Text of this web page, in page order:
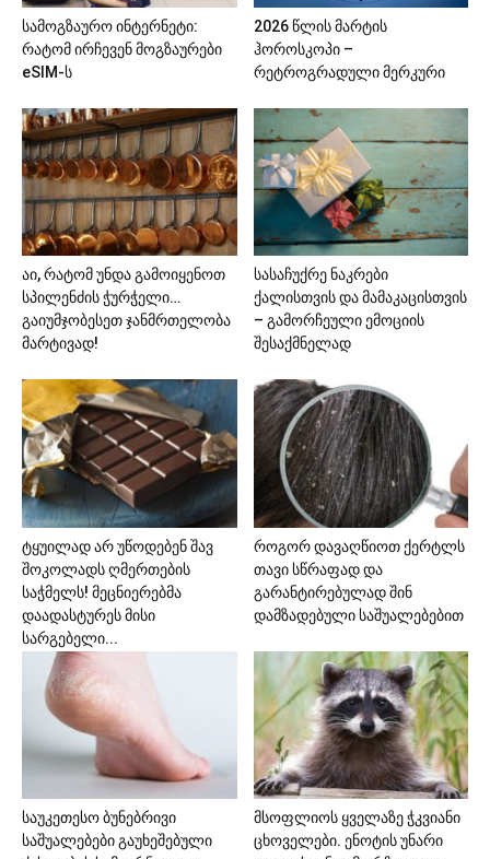
სამოგზაურო ინტერნეტი:
რატომ ირჩევენ მოგზაურები
eSIM-ს
2026 წლის მარტის
ჰოროსკოპი –
რეტროგრადული მერკური
აი, რატომ უნდა გამოიყენოთ
სპილენძის ჭურჭელი…
გაიუმჯობესეთ ჯანმრთელობა
მარტივად!
სასაჩუქრე ნაკრები
ქალისთვის და მამაკაცისთვის
– გამორჩეული ემოციის
შესაქმნელად
ტყუილად არ უწოდებენ შავ
შოკოლადს ღმერთების
საჭმელს! მეცნიერებმა
დაადასტურეს მისი
სარგებელი...
როგორ დავაღწიოთ ქერტლს
თავი სწრაფად და
გარანტირებულად შინ
დამზადებული საშუალებებით
საუკეთესო ბუნებრივი
საშუალებები გაუხეშებული
მსოფლიოს ყველაზე ჭკვიანი
ცხოველები. ენოტის უნარი